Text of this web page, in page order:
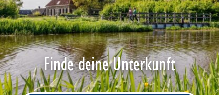
Finde deine Unterkunft